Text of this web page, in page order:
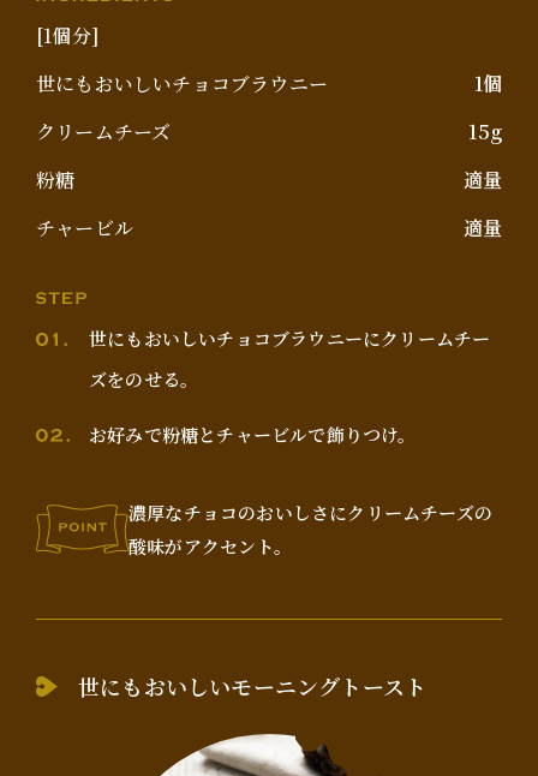
[1個分]
世にもおいしいチョコブラウニー
1個
クリームチーズ
15g
粉糖
適量
チャービル
適量
世にもおいしいチョコブラウニーにクリームチー
ズをのせる。
お好みで粉糖とチャービルで飾りつけ。
濃厚なチョコのおいしさにクリームチーズの
酸味がアクセント。
世にもおいしいモーニングトースト